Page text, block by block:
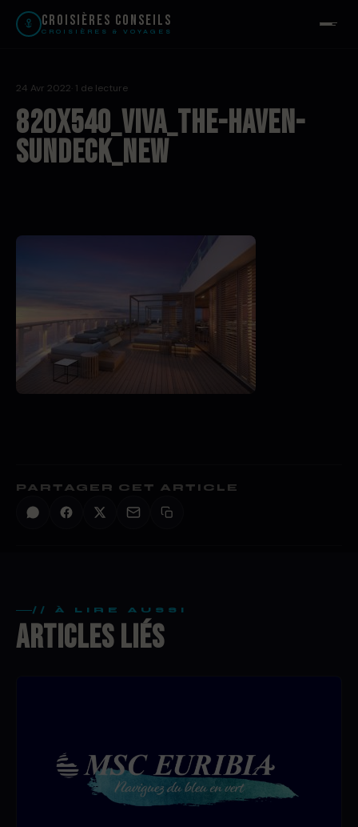
Croisières Conseils
CROISIÈRES & VOYAGES
24 Avr 2022 · 1 de lecture
820x540_Viva_The-Haven-
Sundeck_new
PARTAGER CET ARTICLE
// À LIRE AUSSI
ARTICLES LIÉS